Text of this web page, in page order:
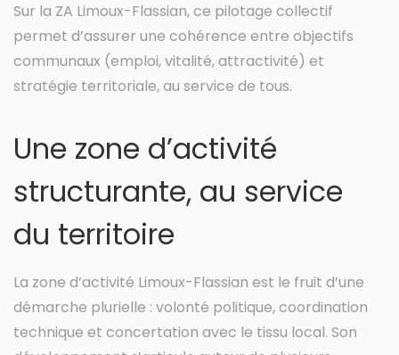
Sur la ZA Limoux-Flassian, ce pilotage collectif
permet d’assurer une cohérence entre objectifs
communaux (emploi, vitalité, attractivité) et
stratégie territoriale, au service de tous.
Une zone d’activité
structurante, au service
du territoire
La zone d’activité Limoux-Flassian est le fruit d’une
démarche plurielle : volonté politique, coordination
technique et concertation avec le tissu local. Son